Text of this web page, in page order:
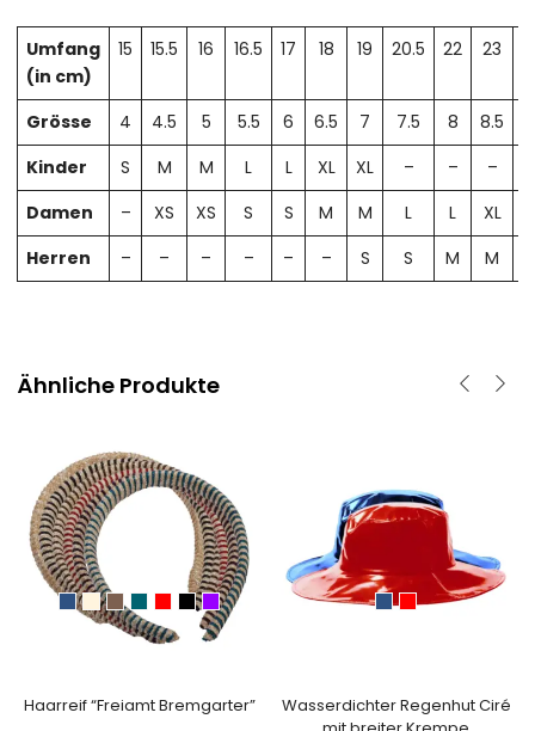
Umfang
(in cm)
15 15.5 16 16.5 17 18 19 20.5 22 23
Grösse 4 4.5 5 5.5 6 6.5 7 7.5 8 8.5
Kinder
S M M L L XL XL – – –
Damen
– XS XS S S M M L L XL
Herren
– – – – – – S S M M
Ähnliche Produkte
Haarreif “Freiamt Bremgarter”
Wasserdichter Regenhut Ciré